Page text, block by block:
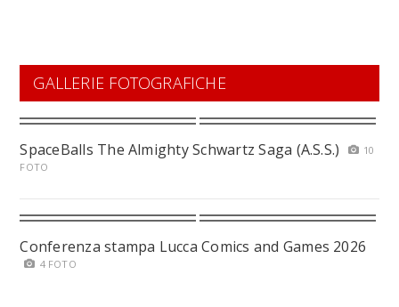
GALLERIE FOTOGRAFICHE
SpaceBalls The Almighty Schwartz Saga (A.S.S.)
10
FOTO
Conferenza stampa Lucca Comics and Games 2026
4 FOTO